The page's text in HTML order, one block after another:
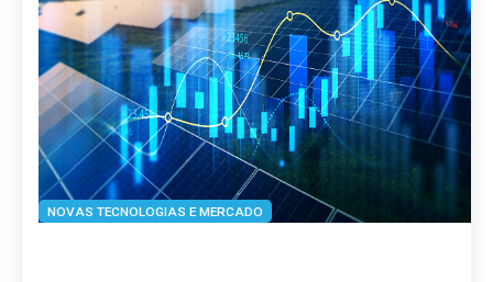
NOVAS TECNOLOGIAS E MERCADO